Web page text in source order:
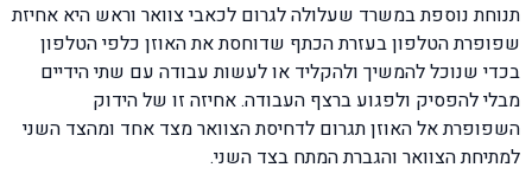
תנוחת נוספת במשרד שעלולה לגרום לכאבי צוואר וראש היא אחיזת
שפופרת הטלפון בעזרת הכתף שדוחסת את האוזן כלפי הטלפון
בכדי שנוכל להמשיך ולהקליד או לעשות עבודה עם שתי הידיים
מבלי להפסיק ולפגוע ברצף העבודה. אחיזה זו של הידוק
השפופרת אל האוזן תגרום לדחיסת הצוואר מצד אחד ומהצד השני
למתיחת הצוואר והגברת המתח בצד השני.